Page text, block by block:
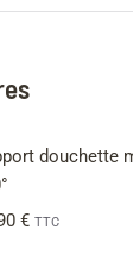
douchette
€ TTC